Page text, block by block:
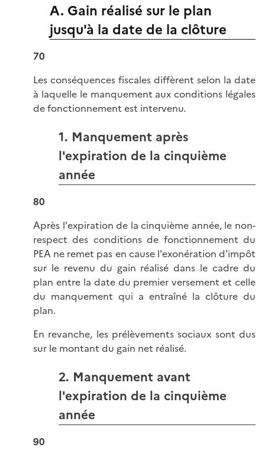
A. Gain réalisé sur le plan
jusqu'à la date de la clôture
70
Les conséquences fiscales diffèrent selon la date
à laquelle le manquement aux conditions légales
de fonctionnement est intervenu.
1. Manquement après
l'expiration de la cinquième
année
80
Après l'expiration de la cinquième année, le non-
respect des conditions de fonctionnement du
PEA ne remet pas en cause l'exonération d'impôt
sur le revenu du gain réalisé dans le cadre du
plan entre la date du premier versement et celle
du manquement qui a entraîné la clôture du
plan.
En revanche, les prélèvements sociaux sont dus
sur le montant du gain net réalisé.
2. Manquement avant
l'expiration de la cinquième
année
90